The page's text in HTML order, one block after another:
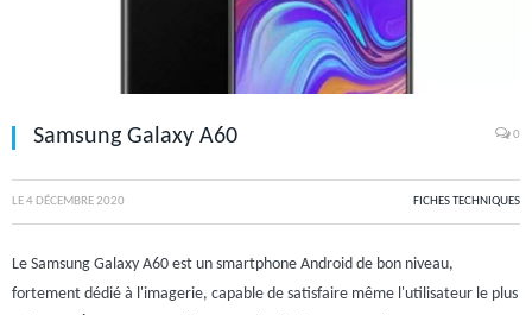
Samsung Galaxy A60 0
LE4 DÉCEMBRE 2020 FICHES TECHNIQUES
Le Samsung Galaxy A60 est un smartphone Android de bon niveau,
fortement dédié à l'imagerie, capable de satisfaire même l'utilisateur le plus